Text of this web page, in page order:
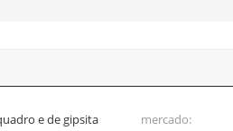
e de gipsita mercado: